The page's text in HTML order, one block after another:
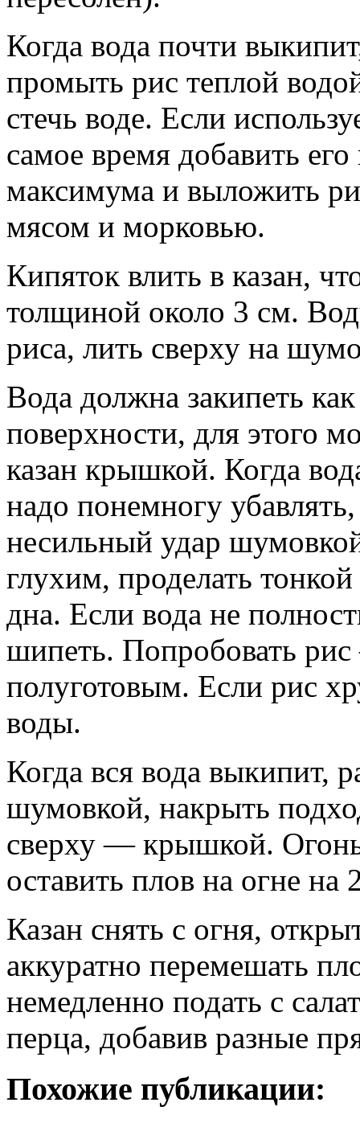
Когда вода почти
промыть рис теплой
стечь воде. Если
самое время добавить
максимума и выложить
мясом и морковью.
Кипяток влить в казан,
толщиной около 3 см.
риса, лить сверху на
Вода должна закипеть
поверхности, для этого
казан крышкой. Когда
надо понемногу
несильный удар
глухим, проделать
дна. Если вода не
шипеть. Попробовать
полуготовым. Если рис
воды.
Когда вся вода выкипит,
шумовкой, накрыть
сверху — крышкой.
оставить плов на огне на
Казан снять с огня,
аккуратно перемешать
немедленно подать с
перца, добавив разные
Похожие публикации: